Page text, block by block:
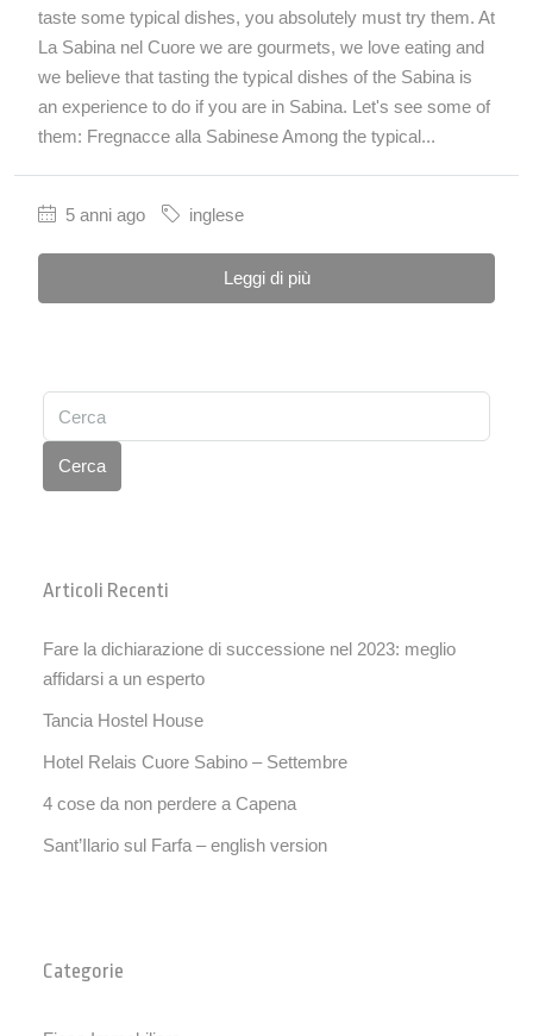
taste some typical dishes, you absolutely must try them. At
La Sabina nel Cuore we are gourmets, we love eating and
we believe that tasting the typical dishes of the Sabina is
an experience to do if you are in Sabina. Let's see some of
them: Fregnacce alla Sabinese Among the typical...
5 anni ago inglese
Leggi di più
Cerca
Articoli Recenti
Fare la dichiarazione di successione nel 2023: meglio
affidarsi a un esperto
Tancia Hostel House
Hotel Relais Cuore Sabino – Settembre
4 cose da non perdere a Capena
Sant’Ilario sul Farfa – english version
Categorie